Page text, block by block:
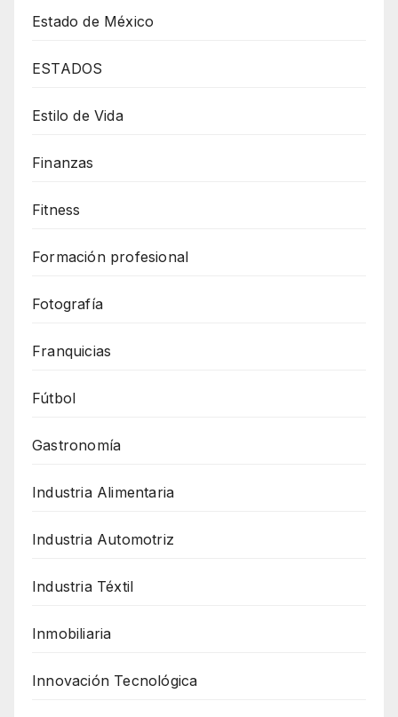
Estado de México
ESTADOS
Estilo de Vida
Finanzas
Fitness
Formación profesional
Fotografía
Franquicias
Fútbol
Gastronomía
Industria Alimentaria
Industria Automotriz
Industria Téxtil
Inmobiliaria
Innovación Tecnológica